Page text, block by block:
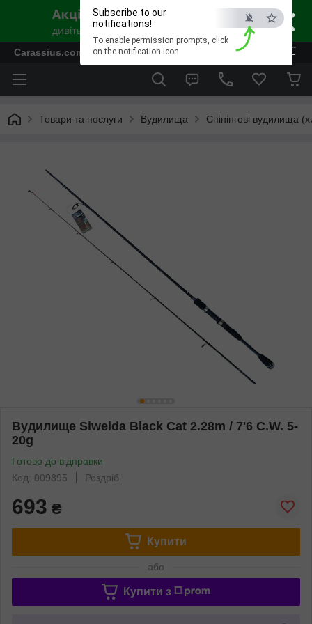
×
ESC
Subscribe to our
notifications!
To enable permission prompts, click
on the notification icon
Carassius.com.ua - Все для риболовлі та відпочинку
Товари та послуги Вудилища Спінінгові вудилища
Вудилище Siweida Black Cat 2.28m / 7'6 C.W. 5-
20g
Готово до відправки
Код: 009895
Роздріб
693 ₴
Купити
або
Купити з